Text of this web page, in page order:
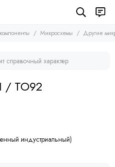
Микросхемы Другие
справочный характер
/ TO92
индустриальный)